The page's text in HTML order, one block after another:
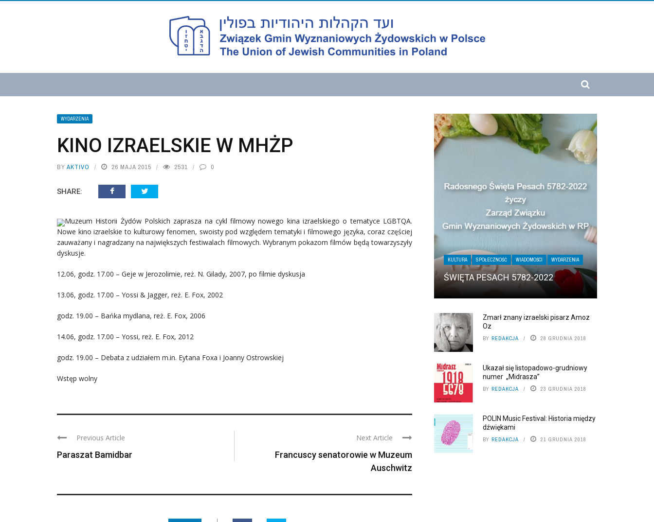
WYDARZENIA
KINO IZRAELSKIE W MHŻP
BY AKTIVO 26 MAJA 2015 2531 0
SHARE:
Muzeum Historii Żydów Polskich zaprasza na cykl filmowy nowego kina izraelskiego o tematyce LGBTQA.
Nowe kino izraelskie to kulturowy fenomen, swoisty pod względem tematyki i filmowego języka, coraz częściej
zauważany i nagradzany na największych festiwalach filmowych. Wybranym pokazom filmów będą towarzyszyły
dyskusje.
12.06, godz. 17.00 – Geje w Jerozolimie, reż. N. Gilady, 2007, po filmie dyskusja
13.06, godz. 17.00 – Yossi & Jagger, reż. E. Fox, 2002
godz. 19.00 – Bańka mydlana, reż. E. Fox, 2006
14.06, godz. 17.00 – Yossi, reż. E. Fox, 2012
godz. 19.00 – Debata z udziałem m.in. Eytana Foxa i Joanny Ostrowskiej
Wstęp wolny
Previous Article
Paraszat Bamidbar
Next Article
Francuscy senatorowie w Muzeum
Auschwitz
KULTURA SPOŁECZNOŚĆ WIADOMOŚCI WYDARZENIA
ŚWIĘTA PESACH 5782-2022
Zmarł znany izraelski pisarz Amoz
Oz
BY REDAKCJA 28 GRUDNIA 2018
Ukazał się listopadowo-grudniowy
numer „Midrasza”
BY REDAKCJA 23 GRUDNIA 2018
POLIN Music Festival: Historia między
dźwiękami
BY REDAKCJA 21 GRUDNIA 2018